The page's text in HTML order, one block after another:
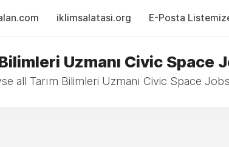
iklimsalatasi.org E-Posta
Uzmanı Civic Space
all Tarım Bilimleri Uzmanı Civic Space